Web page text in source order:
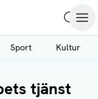
Sport Kultur
tjänst